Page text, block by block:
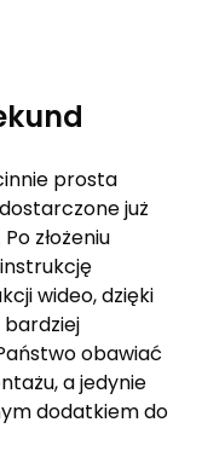
prosta
już
złożeniu
wideo, dzięki
obawiać
a jedynie
dodatkiem do